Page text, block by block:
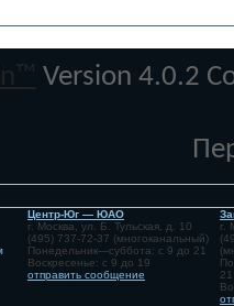
Version 4.0.2
Центр-Юг — ЮАО
г. Москва, ул. Б. Тульская, д. 10
(495) 737-72-37 (многоканальный)
Понедельник—суббота: с 9 до 21
Воскресенье: с 9 до 19
отправить сообщение
г.
21